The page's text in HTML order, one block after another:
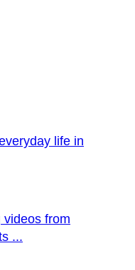
life in
videos from
...